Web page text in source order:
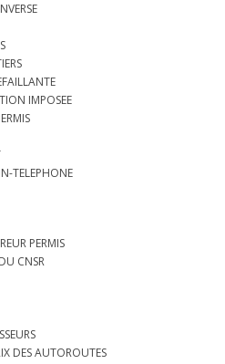
IMPOSEE
TELEPHONE
PERMIS
CNSR
DES AUTOROUTES